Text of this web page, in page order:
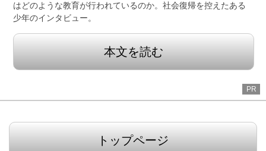
はどのような教育が行われているのか。社会復帰を控えたある
少年のインタビュー。
本文を読む
PR
トップページ